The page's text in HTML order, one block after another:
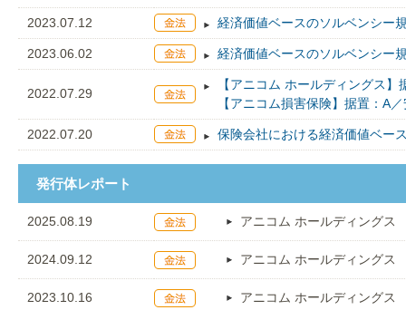
2023.07.12 経済価値ベースのソルベンシー
2023.06.02 経済価値ベースのソルベンシー
2022.07.29
【アニコム ホールディングス】
【アニコム損害保険】据置：A
2022.07.20 保険会社における経済価値ベー
発行体レポート
2025.08.19 アニコム ホールディングス
2024.09.12 アニコム ホールディングス
2023.10.16 アニコム ホールディングス